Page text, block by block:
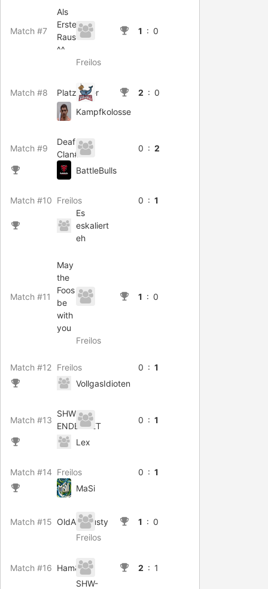
Match #7
Als
Erster
Raus
^^
1 : 0
Freilos
Match #8 Platzhalter 2 : 0
Kampfkolosse
Match #9
Deaf-
Clan#1
0 : 2
BattleBulls
Match #10 Freilos 0 : 1
Es
eskaliert
eh
Match #11
May
the
Foos
be
with
you
1 : 0
Freilos
Match #12 Freilos 0 : 1
VollgasIdioten
Match #13
SHW
ENDERNET
0 : 1
Lex
Match #14 Freilos 0 : 1
MaSi
Match #15 OldAndRusty 1 : 0
Freilos
Match #16 Ham&Tal 2 : 1
SHW-